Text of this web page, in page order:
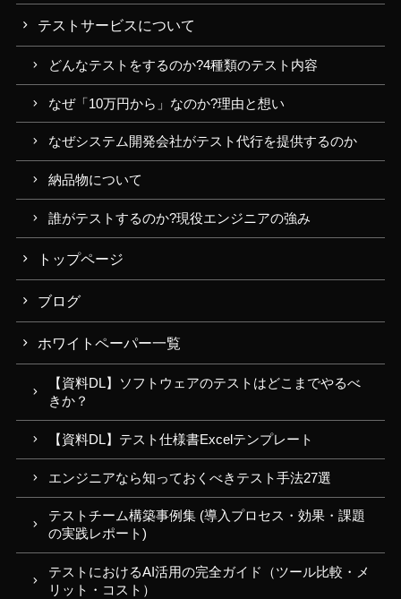
テストサービスについて
どんなテストをするのか?4種類のテスト内容
なぜ「10万円から」なのか?理由と想い
なぜシステム開発会社がテスト代行を提供するのか
納品物について
誰がテストするのか?現役エンジニアの強み
トップページ
ブログ
ホワイトペーパー一覧
【資料DL】ソフトウェアのテストはどこまでやるべ
きか？
【資料DL】テスト仕様書Excelテンプレート
エンジニアなら知っておくべきテスト手法27選
テストチーム構築事例集 (導入プロセス・効果・課題
の実践レポート)
テストにおけるAI活用の完全ガイド（ツール比較・メ
リット・コスト）